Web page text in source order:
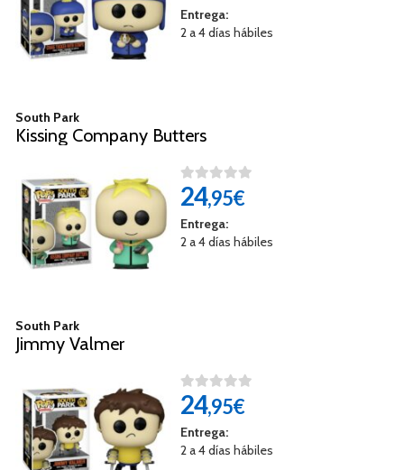
Entrega:
2 a 4 días hábiles
South Park
Kissing Company Butters
24,95€
Entrega:
2 a 4 días hábiles
South Park
Jimmy Valmer
24,95€
Entrega:
2 a 4 días hábiles